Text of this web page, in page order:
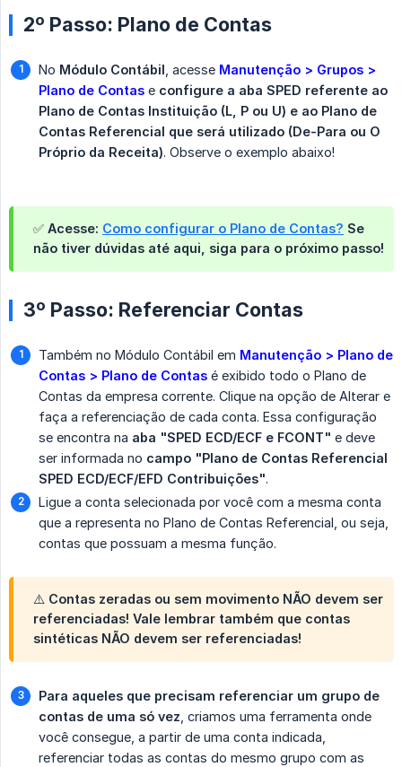
2º Passo: Plano de Contas
No Módulo Contábil , acesse Manutenção > Grupos >
Plano de Contas e configure a aba SPED referente ao
Plano de Contas Instituição (L, P ou U) e ao Plano de
Contas Referencial que será utilizado (De-Para ou O
Próprio da Receita). Observe o exemplo abaixo!
✅ Acesse: Como configurar o Plano de Contas? Se
não tiver dúvidas até aqui, siga para o próximo passo!
3º Passo: Referenciar Contas
Também no Módulo Contábil em Manutenção > Plano de
Contas > Plano de Contas é exibido todo o Plano de
Contas da empresa corrente. Clique na opção de Alterar e
faça a referenciação de cada conta. Essa configuração
se encontra na aba "SPED ECD/ECF e FCONT" e deve
ser informada no campo "Plano de Contas Referencial
SPED ECD/ECF/EFD Contribuições".
Ligue a conta selecionada por você com a mesma conta
que a representa no Plano de Contas Referencial, ou seja,
contas que possuam a mesma função.
⚠️ Contas zeradas ou sem movimento NÃO devem ser
referenciadas! Vale lembrar também que contas
sintéticas NÃO devem ser referenciadas!
Para aqueles que precisam referenciar um grupo de
contas de uma só vez , criamos uma ferramenta onde
você consegue, a partir de uma conta indicada,
referenciar todas as contas do mesmo grupo com as